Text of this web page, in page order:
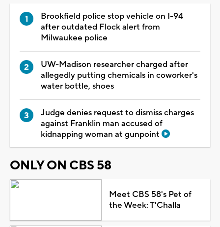
Brookfield police stop vehicle on I-94
after outdated Flock alert from
Milwaukee police
UW-Madison researcher charged after
allegedly putting chemicals in coworker's
water bottle, shoes
Judge denies request to dismiss charges
against Franklin man accused of
kidnapping woman at gunpoint
ONLY ON CBS 58
Meet CBS 58's Pet of
the Week: T'Challa